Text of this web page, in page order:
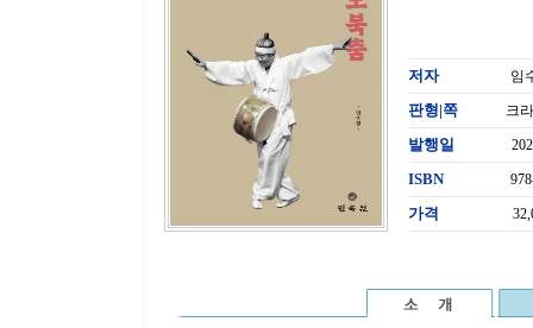
저자 임
판형|쪽 크
발행일
ISBN
가격